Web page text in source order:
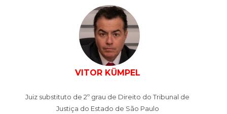
VITOR KÜMPEL
Juiz substituto de 2º grau de Direito do Tribunal de
Justiça do Estado de São Paulo